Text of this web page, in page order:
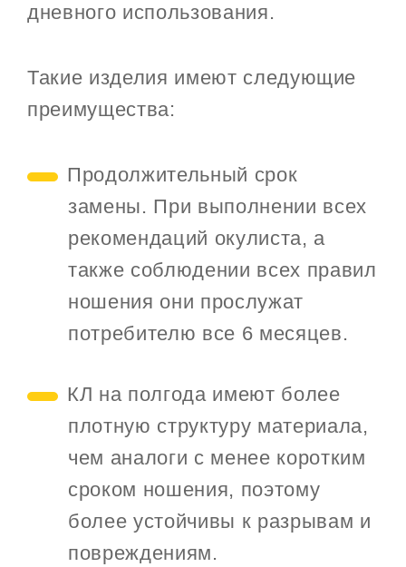
дневного использования.
Такие изделия имеют следующие
преимущества:
Продолжительный срок
замены. При выполнении всех
рекомендаций окулиста, а
также соблюдении всех правил
ношения они прослужат
потребителю все 6 месяцев.
КЛ на полгода имеют более
плотную структуру материала,
чем аналоги с менее коротким
сроком ношения, поэтому
более устойчивы к разрывам и
повреждениям.